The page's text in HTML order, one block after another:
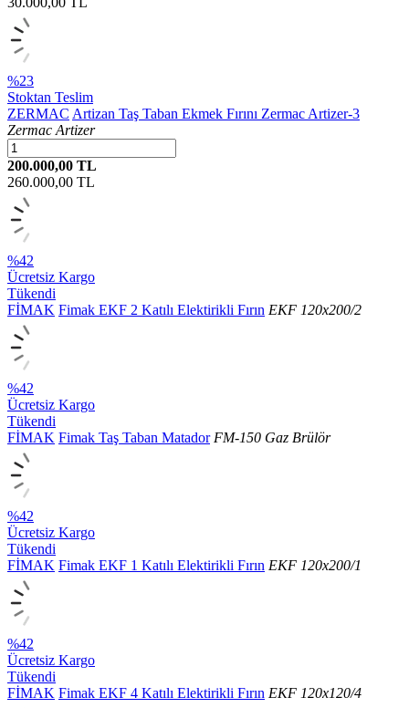
%23
Stoktan Teslim
ZERMAC Artizan Taş Taban Ekmek Fırını Zermac Artizer-3
Zermac Artizer
200.000,00 TL
260.000,00 TL
%42
Ücretsiz Kargo
Tükendi
FİMAK Fimak EKF 2 Katılı Elektirikli Fırın EKF 120x200/2
%42
Ücretsiz Kargo
Tükendi
FİMAK Fimak Taş Taban Matador FM-150 Gaz Brülör
%42
Ücretsiz Kargo
Tükendi
FİMAK Fimak EKF 1 Katılı Elektirikli Fırın EKF 120x200/1
%42
Ücretsiz Kargo
Tükendi
FİMAK Fimak EKF 4 Katılı Elektirikli Fırın EKF 120x120/4